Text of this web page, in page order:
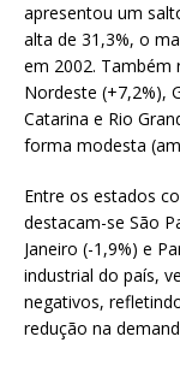
apresentou um
alta de 31,3%, o
em 2002. Também
Nordeste (+7,2%),
Catarina e Rio
forma modesta
Entre os estados
destacam-se São
Janeiro (-1,9%) e
industrial do país,
negativos,
redução na